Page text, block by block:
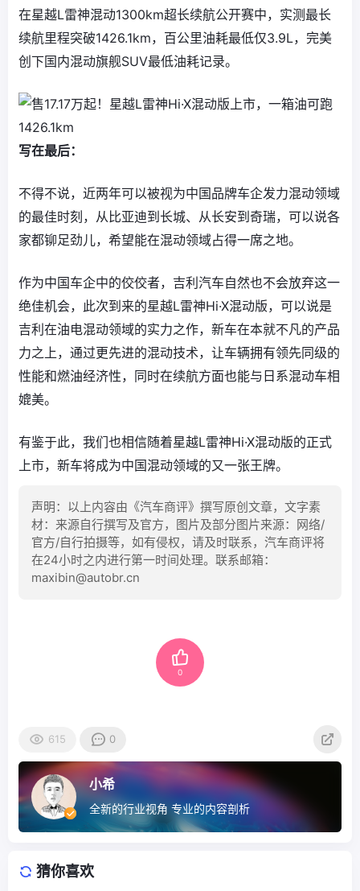
在星越L雷神混动1300km超长续航公开赛中，实测最长
续航里程突破1426.1km，百公里油耗最低仅3.9L，完美
创下国内混动旗舰SUV最低油耗记录。
写在最后：
不得不说，近两年可以被视为中国品牌车企发力混动领域
的最佳时刻，从比亚迪到长城、从长安到奇瑞，可以说各
家都铆足劲儿，希望能在混动领域占得一席之地。
作为中国车企中的佼佼者，吉利汽车自然也不会放弃这一
绝佳机会，此次到来的星越L雷神Hi·X混动版，可以说是
吉利在油电混动领域的实力之作，新车在本就不凡的产品
力之上，通过更先进的混动技术，让车辆拥有领先同级的
性能和燃油经济性，同时在续航方面也能与日系混动车相
媲美。
有鉴于此，我们也相信随着星越L雷神Hi·X混动版的正式
上市，新车将成为中国混动领域的又一张王牌。
声明：以上内容由《汽车商评》撰写原创文章，文字素
材：来源自行撰写及官方，图片及部分图片来源：网络/
官方/自行拍摄等，如有侵权，请及时联系，汽车商评将
在24小时之内进行第一时间处理。联系邮箱：
maxibin@autobr.cn
0
615 0
小希
全新的行业视角 专业的内容剖析
猜你喜欢